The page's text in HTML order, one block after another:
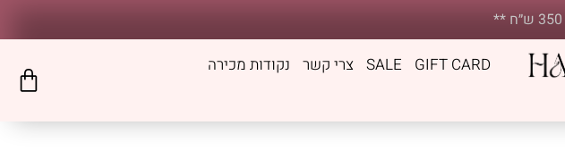
GIFT CARD
SALE צרי קשר נקודות מכירה